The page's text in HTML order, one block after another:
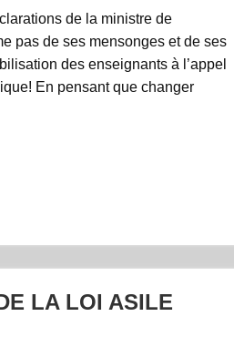
de la ministre de
pas de ses mensonges et de ses
des enseignants à l’appel
En pensant que changer
LA LOI ASILE